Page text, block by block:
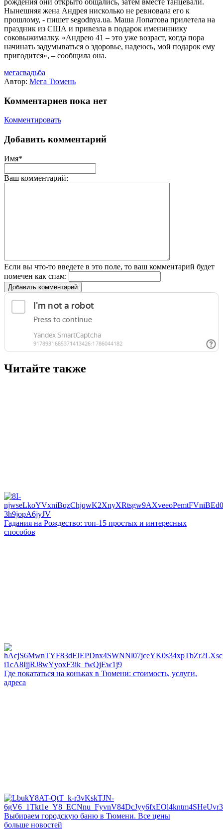
рождения они открыто общались, затем вместе танцевали.
Нынешняя жена Андрея нисколько не ревновала его к
прошлому, - пишет segodnya.ua. Маша Лопатова прилетела на
праздник из США и привезла в подарок имениннику
соковыжималку. «Андрею 41 – это уже возраст, когда пора
начинать задумываться о здоровье, надеюсь, мой подарок ему
пригодится», – сообщила она.
мегасвадьба
Автор: Мега Тюмень
Комментариев пока нет
Комментировать
Добавить комментарий
Имя*
Ваш комментарий:
Если вы что-то введете в это поле, то ваш комментарий будет
помечен как спам:
Добавить комментарий
Читайте также
Гадания на Рождество: топ-15 простых и интересных
способов
Где покататься на коньках в Тюмени: стоимость, услуги,
адреса
Выбираем городскую баню в Тюмени. Все цены
больше новостей